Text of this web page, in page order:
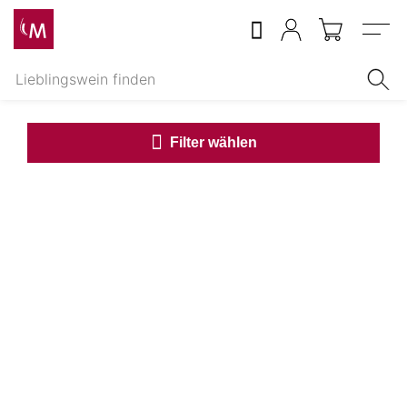
Menu
Filter wählen